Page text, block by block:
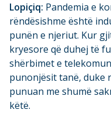
Lopiçiq: Pandemia e
rëndësishme është
punën e njeriut. Kur
kryesore që duhej të
shërbimet e
punonjësit tanë, duke
punuan me shumë
këtë.